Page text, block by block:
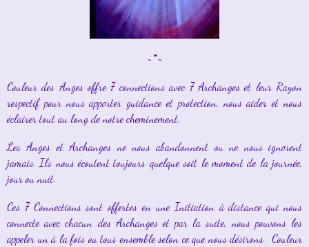
~*~
Couleur des Anges offre 7 connections avec 7 Archanges et leur Rayon
respectif pour nous apporter guidance et protection, nous aider et nous
éclairer tout au long de notre cheminement.
Les Anges et Archanges ne nous abandonnent ou ne nous ignorent
jamais. Ils nous écoutent toujours quelque soit le moment de la journée,
jour ou nuit.
Ces 7 Connections sont offertes en une Initiation à distance qui nous
connecte avec chacun des Archanges et par la suite, nous pouvons les
appeler un à la fois ou tous ensemble selon ce que nous désirons. Couleur